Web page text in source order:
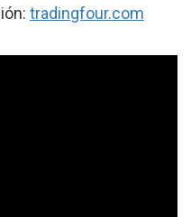
tradingfour.com